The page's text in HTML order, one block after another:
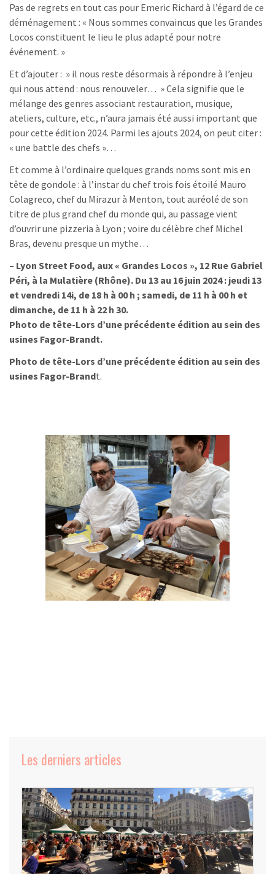
Pas de regrets en tout cas pour Emeric Richard à l’égard de ce
déménagement : « Nous sommes convaincus que les Grandes
Locos constituent le lieu le plus adapté pour notre
événement. »
Et d’ajouter : » il nous reste désormais à répondre à l’enjeu
qui nous attend : nous renouveler… » Cela signifie que le
mélange des genres associant restauration, musique,
ateliers, culture, etc., n’aura jamais été aussi important que
pour cette édition 2024. Parmi les ajouts 2024, on peut citer :
« une battle des chefs »…
Et comme à l’ordinaire quelques grands noms sont mis en
tête de gondole : à l’instar du chef trois fois étoilé Mauro
Colagreco, chef du Mirazur à Menton, tout auréolé de son
titre de plus grand chef du monde qui, au passage vient
d’ouvrir une pizzeria à Lyon ; voire du célèbre chef Michel
Bras, devenu presque un mythe…
– Lyon Street Food, aux « Grandes Locos », 12 Rue Gabriel
Péri, à la Mulatière (Rhône). Du 13 au 16 juin 2024 : jeudi 13
et vendredi 14i, de 18 h à 00 h ; samedi, de 11 h à 00 h et
dimanche, de 11 h à 22 h 30.
Photo de tête-Lors d’une précédente édition au sein des
usines Fagor-Brandt.
Photo de tête-Lors d’une précédente édition au sein des
usines Fagor-Brandt.
Les derniers articles